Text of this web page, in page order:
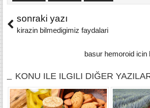
sonraki yazı
kirazin bilmedigimiz faydalari
basur hemoroid
KONU ILE ILGILI DIĞER